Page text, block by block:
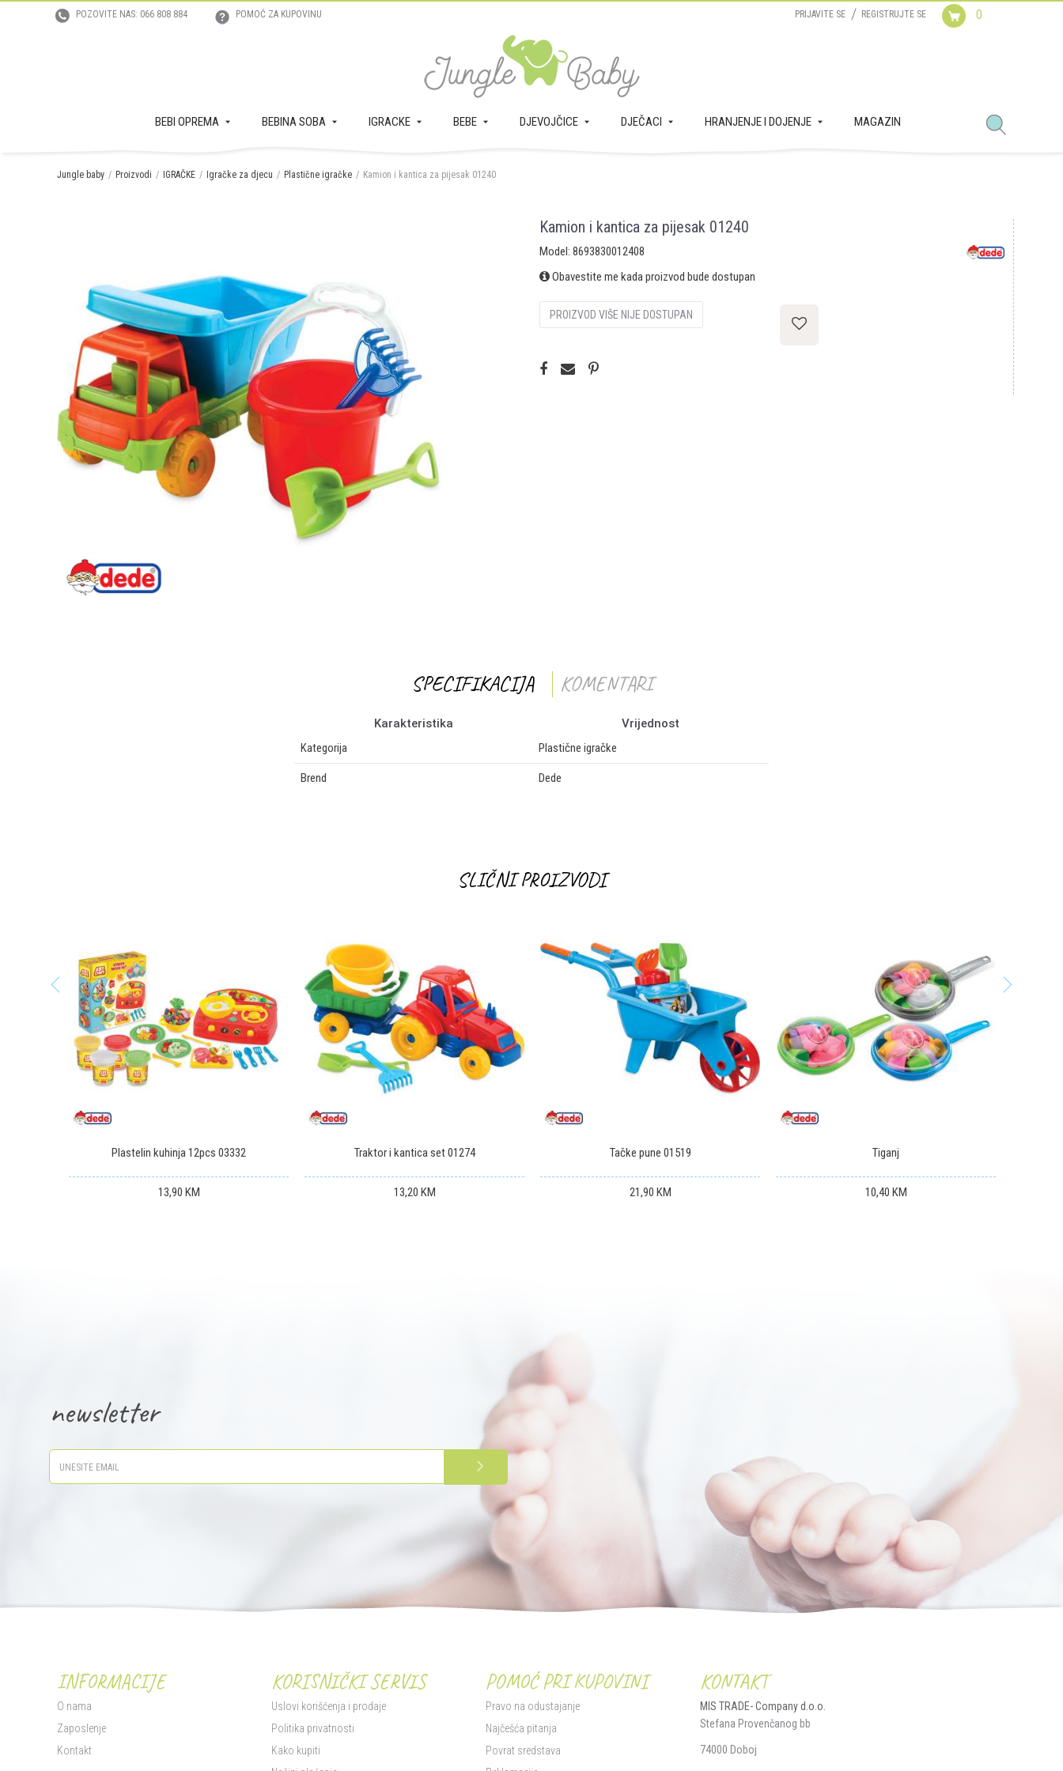
POZOVITE NAS: 066 808 884 POMOĆ ZA KUPOVINU 0
PRIJAVITE SE REGISTRUJTE SE
BEBI OPREMA BEBINA SOBA IGRACKE BEBE DJEVOJČICE DJEČACI HRANJENJE I DOJENJE MAGAZIN
Jungle baby Proizvodi IGRAČKE Igračke za djecu Plastične igračke Kamion i kantica za pijesak 01240
Kamion i kantica za pijesak 01240
Model: 8693830012408
Obavestite me kada proizvod bude dostupan
PROIZVOD VIŠE NIJE DOSTUPAN
SPECIFIKACIJA KOMENTARI
Karakteristika
Vrijednost
Kategorija
Plastične igračke
Brend Dede
POŠALJI
SLIČNI PROIZVODI
Plastelin kuhinja 12pcs 03332
13,90 KM
Traktor i kantica set 01274
13,20 KM
Tačke pune 01519
21,90 KM
Tiganj
10,40 KM
newsletter
PRIJAVITE SE
INFORMACIJE
O nama
Zaposlenje
Kontakt
KORISNIČKI SERVIS
Uslovi korišćenja i prodaje
Politika privatnosti
Kako kupiti
POMOĆ PRI KUPOVINI
Pravo na odustajanje
Najčešća pitanja
Povrat sredstava
KONTAKT
MIS TRADE- Company d.o.o.
Stefana Provenčanog bb
74000 Doboj